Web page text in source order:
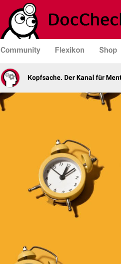
Community Flexikon Shop
Kopfsache. Der Kanal für